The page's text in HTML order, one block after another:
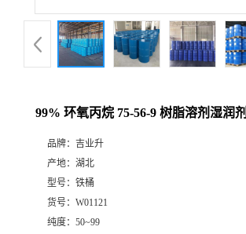
99% 环氧丙烷 75-56-9 树脂溶剂湿润剂
品牌： 吉业升
产地： 湖北
型号： 铁桶
货号： W01121
纯度： 50~99